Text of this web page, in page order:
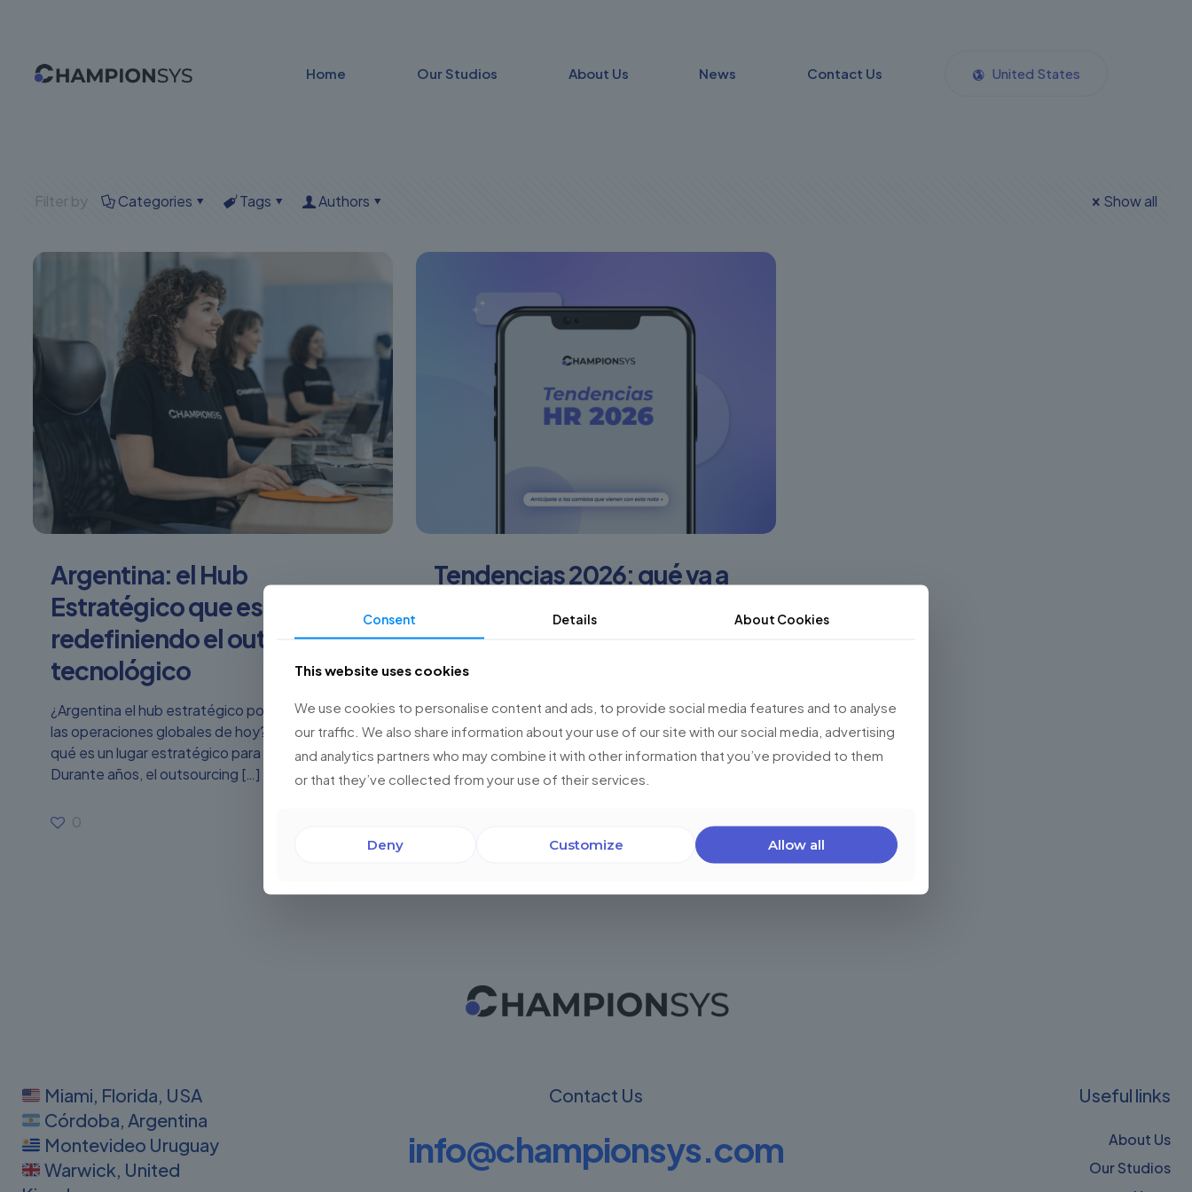
Home Our Studios About Us News Contact Us United States
Filter by Categories Tags Authors Show all
Argentina: el Hub
Estratégico que está
redefiniendo el outsourcing
tecnológico
¿Argentina el hub estratégico por excelencia para
las operaciones globales de hoy? Descubrí por
qué es un lugar estratégico para el outsourcing:
Durante años, el outsourcing […]
0
Tendencias 2026: qué va a
Las tendencias HR 2026 anticipan un cambio
profundo en Recursos Humanos: más tecnología,
Descubrí cómo prepararte hoy.
1 Read more
Miami, Florida, USA
Córdoba, Argentina
Montevideo Uruguay
Warwick, United
Contact Us
info@championsys.com
Useful links
About Us
Our Studios
Consent Details About Cookies
This website uses cookies
We use cookies to personalise content and ads, to provide social media features and to analyse
our traffic. We also share information about your use of our site with our social media, advertising
and analytics partners who may combine it with other information that you’ve provided to them
or that they’ve collected from your use of their services.
Deny Customize Allow all